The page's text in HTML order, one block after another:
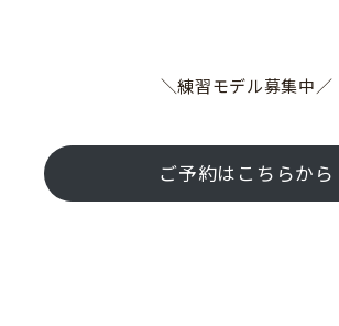
＼練習モデル募集中／
ご予約はこちらから